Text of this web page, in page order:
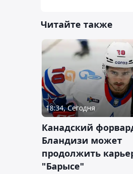
Читайте также
18:34, Сегодня
Канадский
Бландизи может
продолжить
"Барысе"